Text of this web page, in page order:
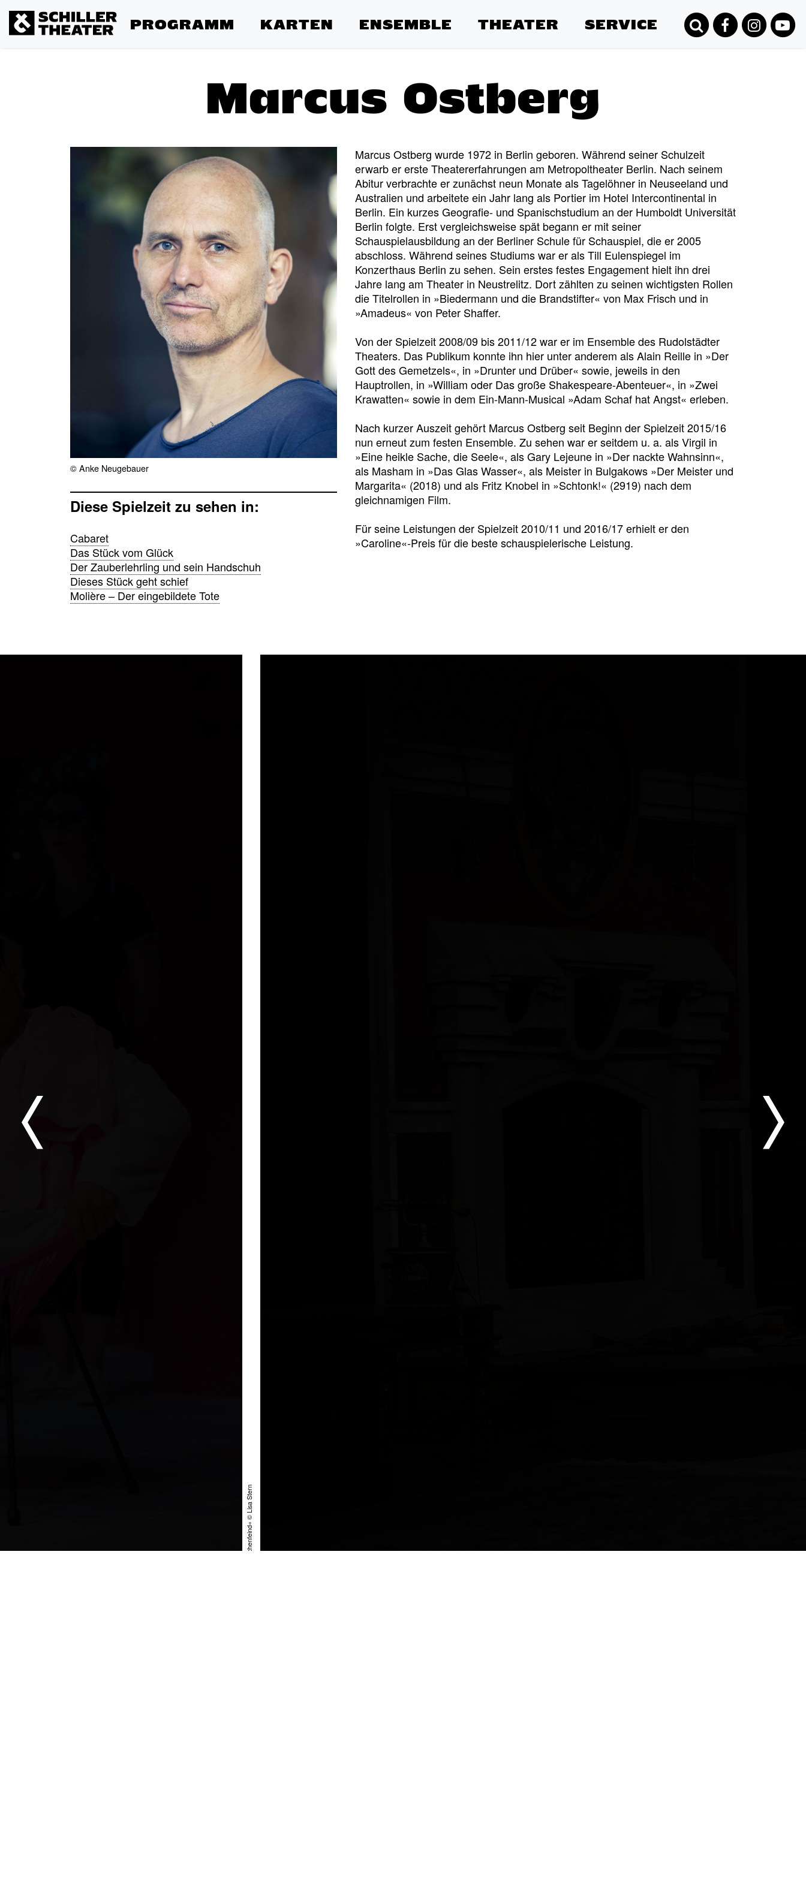
PROGRAMM KARTEN ENSEMBLE THEATER SERVICE
Marcus Ostberg
© Anke Neugebauer
Diese Spielzeit zu sehen in:
Cabaret
Das Stück vom Glück
Der Zauberlehrling und sein Handschuh
Dieses Stück geht schief
Molière – Der eingebildete Tote
Marcus Ostberg wurde 1972 in Berlin geboren. Während seiner Schulzeit
erwarb er erste Theatererfahrungen am Metropoltheater Berlin. Nach seinem
Abitur verbrachte er zunächst neun Monate als Tagelöhner in Neuseeland und
Australien und arbeitete ein Jahr lang als Portier im Hotel Intercontinental in
Berlin. Ein kurzes Geografie- und Spanischstudium an der Humboldt Universität
Berlin folgte. Erst vergleichsweise spät begann er mit seiner
Schauspielausbildung an der Berliner Schule für Schauspiel, die er 2005
abschloss. Während seines Studiums war er als Till Eulenspiegel im
Konzerthaus Berlin zu sehen. Sein erstes festes Engagement hielt ihn drei
Jahre lang am Theater in Neustrelitz. Dort zählten zu seinen wichtigsten Rollen
die Titelrollen in »Biedermann und die Brandstifter« von Max Frisch und in
»Amadeus« von Peter Shaffer.
Von der Spielzeit 2008/09 bis 2011/12 war er im Ensemble des Rudolstädter
Theaters. Das Publikum konnte ihn hier unter anderem als Alain Reille in »Der
Gott des Gemetzels«, in »Drunter und Drüber« sowie, jeweils in den
Hauptrollen, in »William oder Das große Shakespeare-Abenteuer«, in »Zwei
Krawatten« sowie in dem Ein-Mann-Musical »Adam Schaf hat Angst« erleben.
Nach kurzer Auszeit gehört Marcus Ostberg seit Beginn der Spielzeit 2015/16
nun erneut zum festen Ensemble. Zu sehen war er seitdem u. a. als Virgil in
»Eine heikle Sache, die Seele«, alsGary Lejeune in »Der nackte Wahnsinn«,
als Masham in »Das Glas Wasser«, als Meister in Bulgakows »Der Meister und
Margarita« (2018) und als Fritz Knobel in »Schtonk!« (2919) nach dem
gleichnamigen Film.
Für seine Leistungen der Spielzeit 2010/11 und 2016/17 erhielt er den
»Caroline«-Preis für die beste schauspielerische Leistung.
»Der Menschenfeind« © Lisa Stern